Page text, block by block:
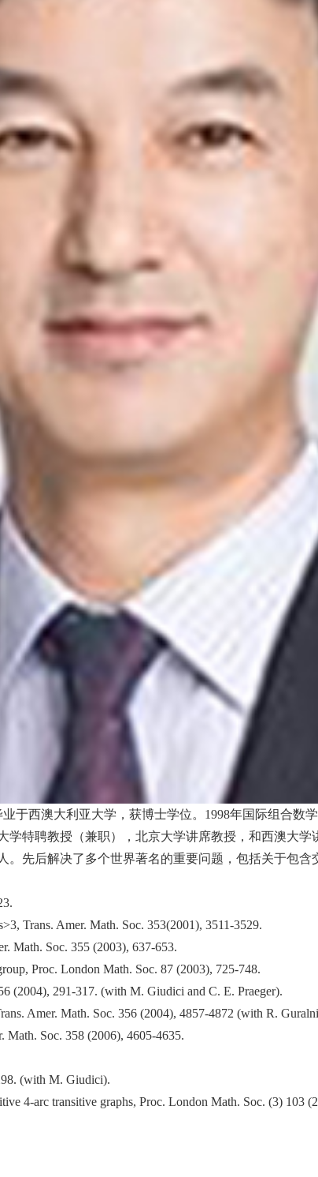
于西澳大利亚大学，获博士学位。1998年国际组合数
特聘教授（兼职），北京大学讲席教授，和西澳大学
先后解决了多个世界著名的重要问题，包括关于包含
Trans. Amer. Math. Soc. 353(2001), 3511-3529.
Math. Soc. 355 (2003), 637-653.
Proc. London Math. Soc. 87 (2003), 725-748.
(2004), 291-317. (with M. Giudici and C. E. Praeger).
Amer. Math. Soc. 356 (2004), 4857-4872 (with R.
Math. Soc. 358 (2006), 4605-4635.
(with M. Giudici).
4-arc transitive graphs, Proc. London Math. Soc. (3) 103